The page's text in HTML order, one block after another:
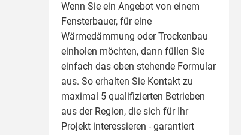
Wenn Sie ein Angebot von einem
Fensterbauer, für eine
Wärmedämmung oder Trockenbau
einholen möchten, dann füllen Sie
einfach das oben stehende Formular
aus. So erhalten Sie Kontakt zu
maximal 5 qualifizierten Betrieben
aus der Region, die sich für Ihr
Projekt interessieren - garantiert